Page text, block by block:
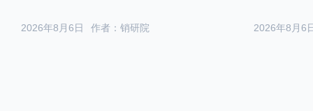
作者：销研院
2026年8月6日 2026年8月6